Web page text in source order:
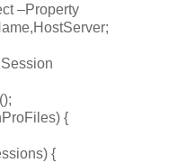
–Property
{
{